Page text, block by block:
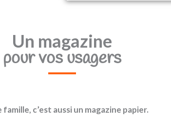
Un magazine
pour vos usagers
famille, c’est aussi un magazine papier.